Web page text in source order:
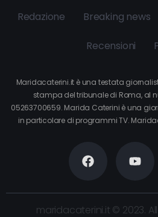
Redazione Breaking news
Recensioni
Maridacaterini.it è una testata
stampa del tribunale di Roma, al
05263700659. Marida Caterini è una
in particolare di programmi TV.
maridacaterini.it © 2023.